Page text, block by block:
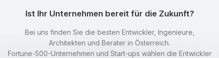
Ist Ihr Unternehmen bereit für die Zukunft?
Bei uns finden Sie die besten Entwickler, Ingenieure,
Architekten und Berater in Österreich.
Fortune-500-Unternehmen und Start-ups wählen die Entwickler